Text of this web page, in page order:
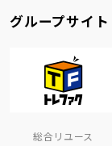
グループサイト
総合リユース